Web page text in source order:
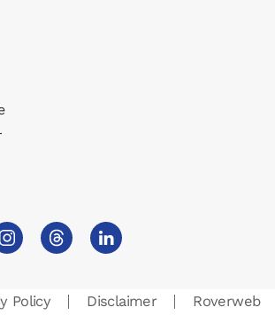
Policy Disclaimer Roverweb